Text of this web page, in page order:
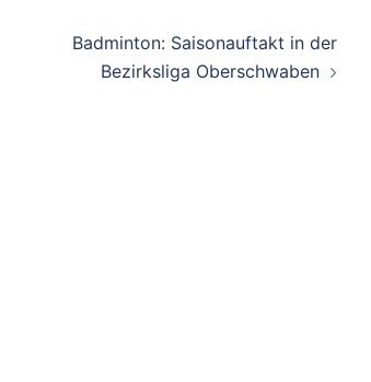
Badminton: Saisonauftakt in der
Bezirksliga Oberschwaben